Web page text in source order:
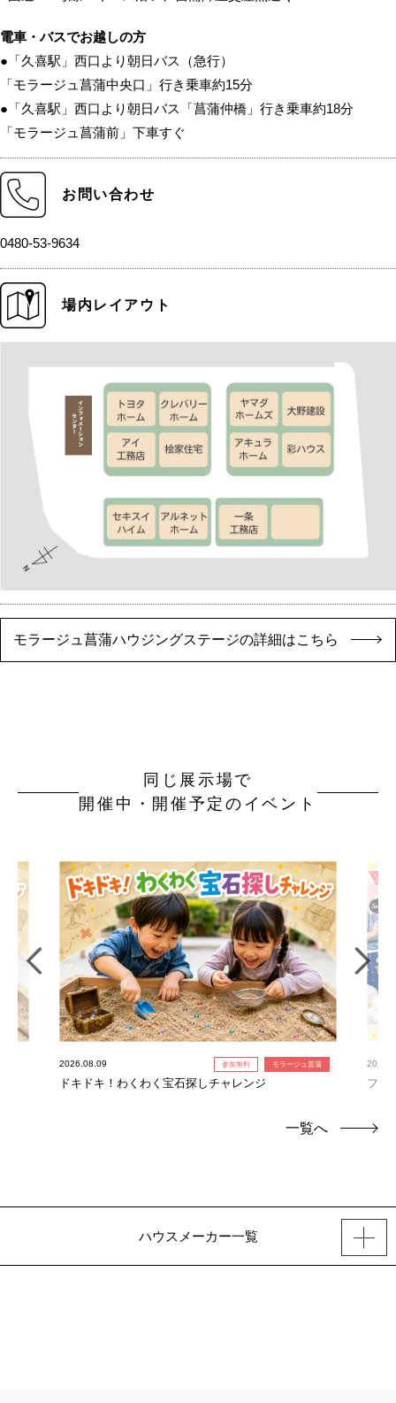
電車・バスでお越しの方
●「久喜駅」西口より朝日バス（急行）
「モラージュ菖蒲中央口」行き乗車約15分
●「久喜駅」西口より朝日バス「菖蒲仲橋」行き乗車約18分
「モラージュ菖蒲前」下車すぐ
お問い合わせ
0480-53-9634
場内レイアウト
モラージュ菖蒲ハウジングステージの詳細はこちら
同じ展示場で
開催中・開催予定のイベント
2026.08.09 参加無料 モラージュ菖蒲
ドキドキ！わくわく宝石探しチャレンジ フォ
一覧へ
ハウスメーカー一覧